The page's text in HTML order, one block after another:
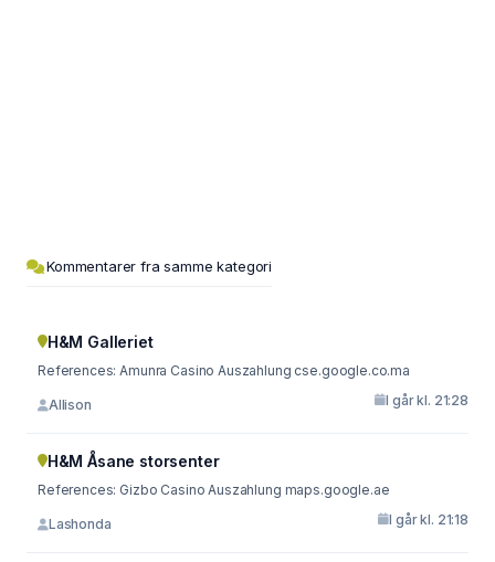
Kommentarer fra samme kategori
H&M Galleriet
References: Amunra Casino Auszahlung cse.google.co.ma
Allison I går kl. 21:28
H&M Åsane storsenter
References: Gizbo Casino Auszahlung maps.google.ae
Lashonda I går kl. 21:18